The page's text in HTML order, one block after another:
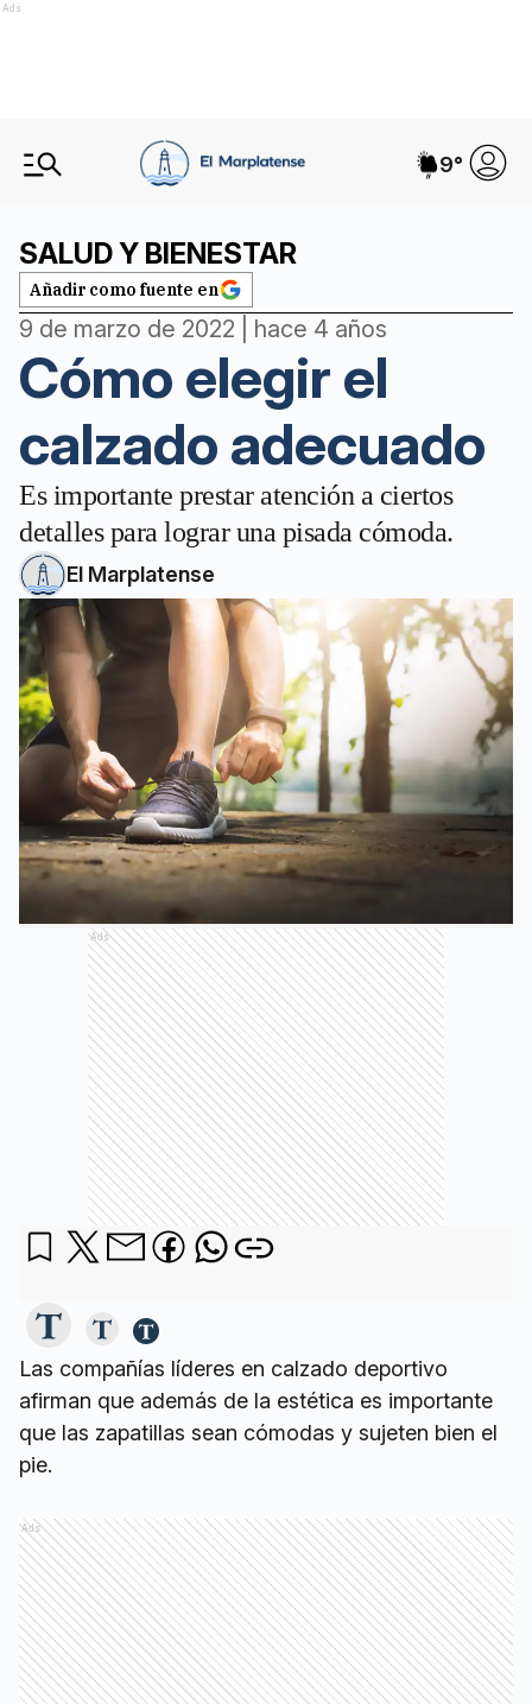
Ads
9°
SALUD Y BIENESTAR
Añadir como fuente en
9 de marzo de 2022 | hace 4 años
Cómo elegir el
calzado adecuado
Es importante prestar atención a ciertos
detalles para lograr una pisada cómoda.
El Marplatense
Ads
Las compañías líderes en calzado deportivo
afirman que además de la estética es importante
que las zapatillas sean cómodas y sujeten bien el
pie.
Ads